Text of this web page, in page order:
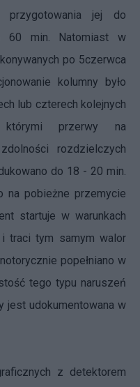
jej do
60 min. Natomiast w
po 5czerwca
kolumny było
lub czterech kolejnych
którymi przerwy na
rozdzielczych
do 18 - 20 min.
na pobieżne przemycie
startuje w warunkach
i traci tym samym walor
popełniano w
tego typu naruszeń
jest udokumentowana w
z detektorem